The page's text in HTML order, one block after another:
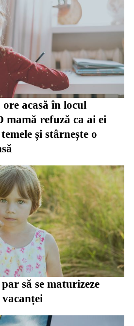
acasă în locul
mamă refuză ca ai ei
și stârnește o
să se maturizeze